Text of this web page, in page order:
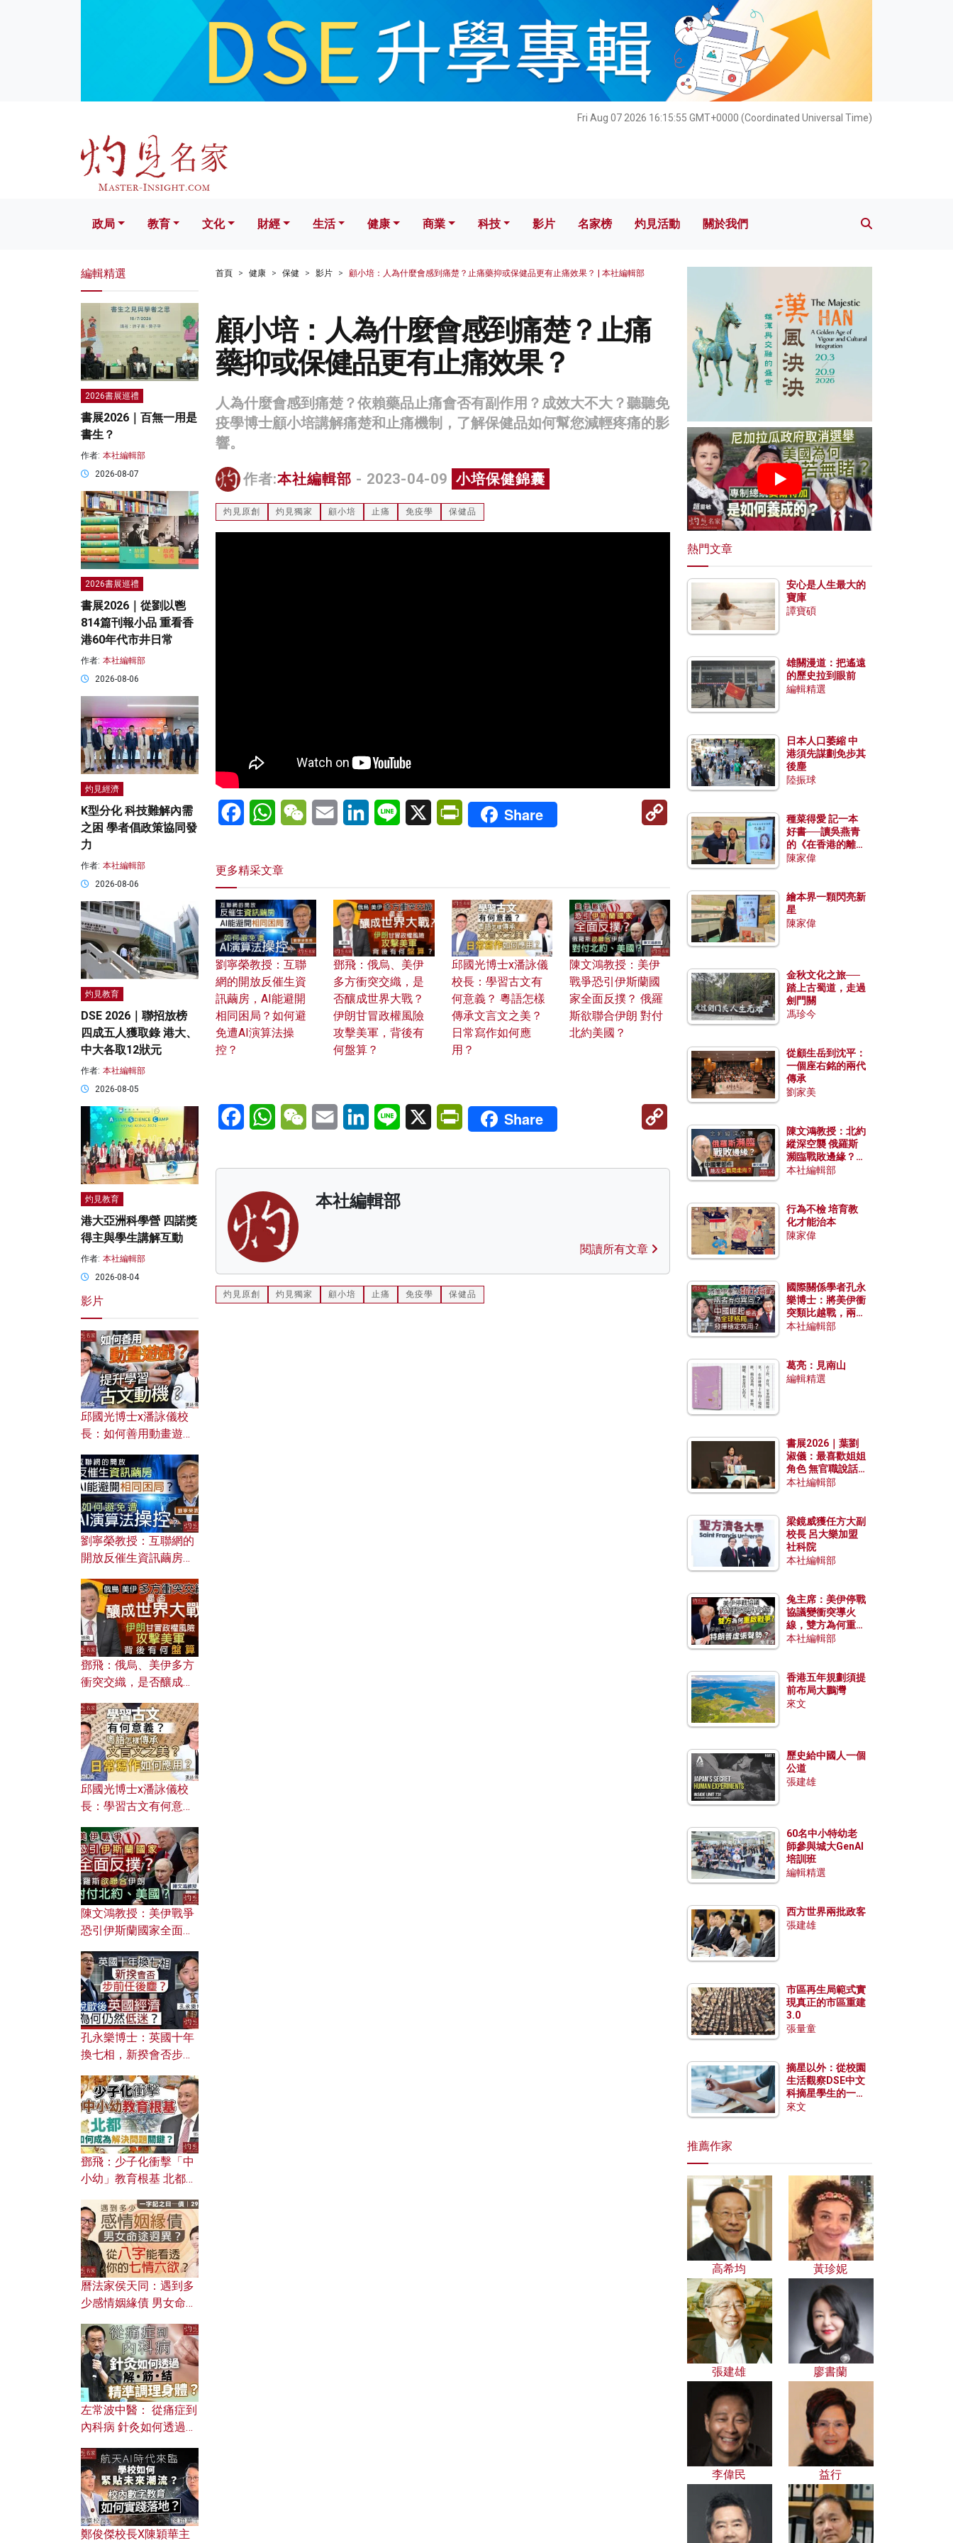
Fri Aug 07 2026 16:15:56 GMT+0000 (Coordinated Universal Time)
文化 財經 生活 健康 科技 影片 名家榜 灼見活動 關於我們
政局 教育 文化 財經 生活 健康 商業 科技 影片 名家榜 灼見活動 關於我們
首頁 健康 保健 影片 顧小培：人為什麼會感到痛楚？止痛藥抑或保健品更有止痛效果？ | 本社編輯部
顧小培：人為什麼會感到痛楚？止痛
藥抑或保健品更有止痛效果？
人為什麼會感到痛楚？依賴藥品止痛會否有副作用？成效大不大？聽聽免
疫學博士顧小培講解痛楚和止痛機制，了解保健品如何幫您減輕疼痛的影
響。
作者:本社編輯部 - 2023-04-09 小培保健錦囊
灼見原創 灼見獨家 顧小培 止痛 免疫學 保健品
FacebookWhatsAppWeChatEmail LinkedInLine X PrintFriendly
Share
Link
更多精采文章
劉寧榮教授：互聯
網的開放反催生資
訊繭房，AI能避開
相同困局？如何避
免遭AI演算法操
控？
鄧飛：俄烏、美伊
多方衝突交織，是
否釀成世界大戰？
伊朗甘冒政權風險
攻擊美軍，背後有
何盤算？
邱國光博士x潘詠儀
校長：學習古文有
何意義？ 粵語怎樣
傳承文言文之美？
日常寫作如何應
用？
陳文鴻教授：美伊
戰爭恐引伊斯蘭國
家全面反撲？ 俄羅
斯欲聯合伊朗 對付
北約美國？
FacebookWhatsAppWeChatEmail LinkedInLine X PrintFriendly
Share
本社編輯部
閱讀所有文章
灼見原創 灼見獨家 顧小培 止痛 免疫學 保健品
編輯精選
2026書展巡禮
書展2026｜百無一用是
書生？
作者: 本社編輯部
2026-08-07
2026書展巡禮
書展2026｜從劉以鬯
814篇刊報小品 重看香
港60年代市井日常
作者: 本社編輯部
2026-08-06
灼見經濟
K型分化 科技難解內需
之困 學者倡政策協同發
力
作者: 本社編輯部
2026-08-06
灼見教育
DSE 2026｜聯招放榜
四成五人獲取錄 港大、
中大各取12狀元
作者: 本社編輯部
2026-08-05
灼見教育
港大亞洲科學營 四諾獎
得主與學生講解互動
作者: 本社編輯部
2026-08-04
影片
邱國光博士x潘詠儀校
長：如何善用動畫遊戲
劉寧榮教授：互聯網的
開放反催生資訊繭房，
何避免遭AI演算法操
控？
鄧飛：俄烏、美伊多方
衝突交織，是否釀成世
風險攻擊美軍，背後有
何盤算？
邱國光博士x潘詠儀校
長：學習古文有何意
文之美？ 日常寫作如何
應用？
陳文鴻教授：美伊戰爭
恐引伊斯蘭國家全面反
對付北約美國？
孔永樂博士：英國十年
換七相，新揆會否步前
濟為何仍然低迷？
鄧飛：少子化衝擊「中
小幼」教育根基 北都如
曆法家侯天同：遇到多
少感情姻緣債 男女命途
的七情六欲？
左常波中醫： 從痛症到
內科病 針灸如何透過解
鄭俊傑校長X陳穎華主
熱門文章
安心是人生最大的
寶庫
譚寶碩
雄關漫道：把遙遠
的歷史拉到眼前
編輯精選
日本人口萎縮 中
港須先謀劃免步其
後塵
陸振球
種菜得愛 記一本
好書──讀吳燕青
的《在香港的離島
種菜》
陳家偉
繪本界一顆閃亮新
星
陳家偉
金秋文化之旅──
踏上古蜀道，走過
劍門關
馮珍今
從顧生岳到沈平：
一個座右銘的兩代
傳承
劉家美
陳文鴻教授：北約
縱深空襲 俄羅斯
瀕臨戰敗邊緣？中
國零部件能左右戰
本社編輯部
行為不檢 培育教
化才能治本
陳家偉
國際關係學者孔永
樂博士：將美伊衝
突類比越戰，兩者
有何異同？中國崛
本社編輯部
葛亮：見南山
編輯精選
書展2026｜葉劉
淑儀：最喜歡姐姐
角色 無官職說話
包袱少
本社編輯部
梁鏡威獲任方大副
校長 呂大樂加盟
社科院
本社編輯部
兔主席：美伊停戰
協議變衝突導火
線，雙方為何重啟
戰爭？伊朗一早洞
本社編輯部
香港五年規劃須提
前布局大鵬灣
來文
歷史給中國人一個
公道
張建雄
60名中小特幼老
師參與城大GenAI
培訓班
編輯精選
西方世界兩批政客
張建雄
市區再生局範式實
現真正的市區重建
3.0
張量童
摘星以外：從校園
生活觀察DSE中文
科摘星學生的一點
特質
來文
推薦作家
高希均 黃珍妮
張建雄 廖書蘭
李偉民 益行